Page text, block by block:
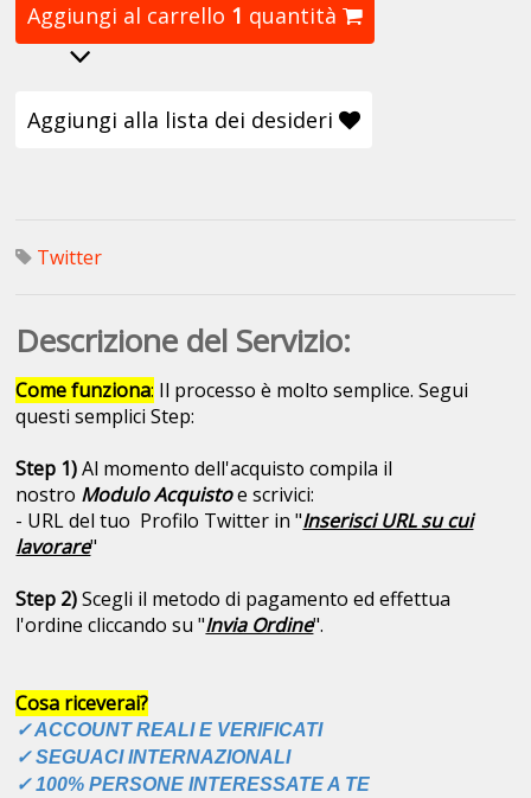
Aggiungi al carrello 1 quantità
Aggiungi alla lista dei desideri
Twitter
Descrizione del Servizio:
Come funziona: Il processo è molto semplice. Segui
questi semplici Step:
Step 1)Al momento dell'acquisto compila il
nostro Modulo Acquistoe scrivici:
- URL del tuo Profilo Twitter in "Inserisci URL su cui
lavorare"
Step 2)Scegli il metodo di pagamento ed effettua
l'ordine cliccando su "Invia Ordine".
Cosa riceverai?
✓ ACCOUNT REALI E VERIFICATI
✓ SEGUACI INTERNAZIONALI
✓ 100% PERSONE INTERESSATE A TE